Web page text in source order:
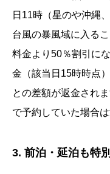
日11時（星のや沖縄
台風の暴風域に入る
料金より50％割引に
金（該当日15時時点
との差額が返金され
で予約していた場合
3. 前泊・延泊も特